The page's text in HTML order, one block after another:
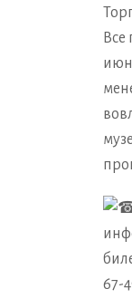
67-